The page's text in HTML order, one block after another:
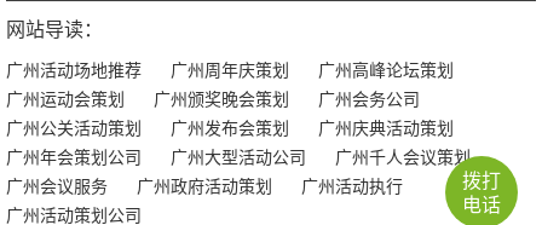
网站导读：
广州活动场地推荐 广州周年庆策划
广州高峰论坛策划
广州运动会策划
广州颁奖晚会策划
广州会务公司
广州公关活动策划
广州发布会策划
广州庆典活动策划
广州年会策划公司
广州大型活动公司
广州千人会议策划
广州会议服务
广州政府活动策划
广州活动执行
广州活动策划公司
拨打
电话